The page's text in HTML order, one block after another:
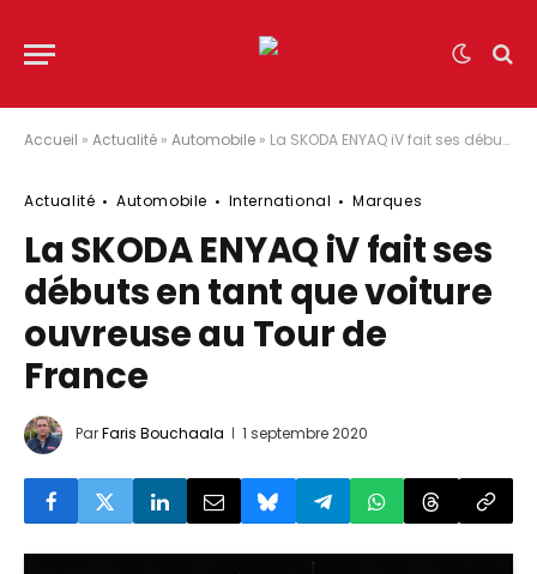
Accueil » Actualité » Automobile » La SKODA ENYAQ iV fait ses débuts en tant que voiture ouvreuse au Tour de France
Actualité Automobile International Marques
La SKODA ENYAQ iV fait ses
débuts en tant que voiture
ouvreuse au Tour de
France
ParFaris Bouchaala 1 septembre 2020